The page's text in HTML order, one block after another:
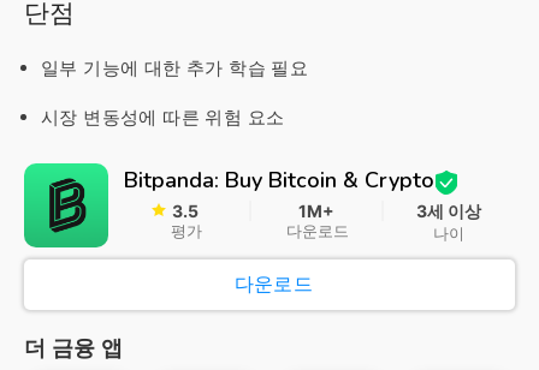
단점
일부 기능에 대한 추가 학습 필요
시장 변동성에 따른 위험 요소
Bitpanda: Buy Bitcoin & Crypto
3.5
평가
1M+
다운로드
3세 이상
나이
다운로드
더 금융 앱